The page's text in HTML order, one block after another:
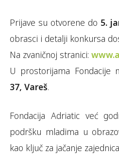
Prijave su otvorene do 5.
obrasci i detalji konkursa
Na zvaničnoj stranici:
U prostorijama Fondacije
37, Vareš.
Fondacija Adriatic već
podršku mladima u
kao ključ za jačanje